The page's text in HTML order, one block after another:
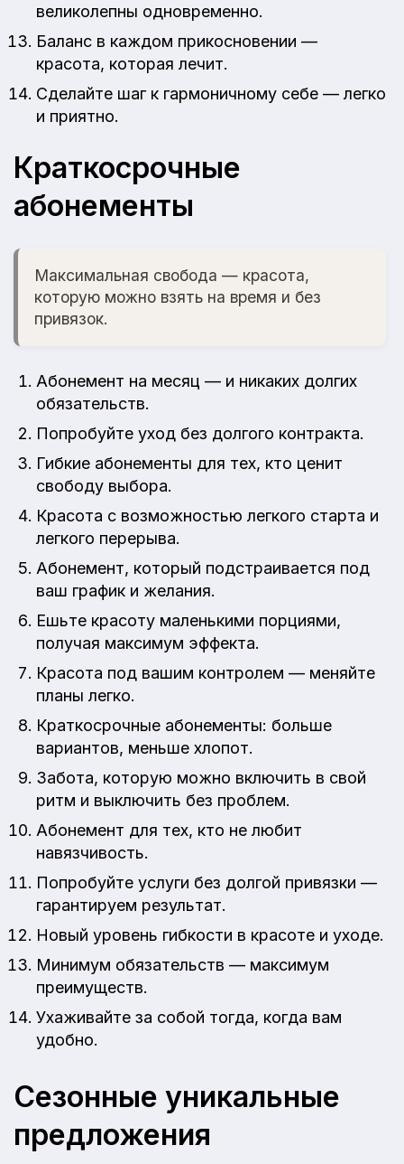
великолепны одновременно.
Баланс в каждом прикосновении —
красота, которая лечит.
Сделайте шаг к гармоничному себе — легко
и приятно.
Краткосрочные
абонементы
Максимальная свобода — красота,
которую можно взять на время и без
привязок.
Абонемент на месяц — и никаких долгих
обязательств.
Попробуйте уход без долгого контракта.
Гибкие абонементы для тех, кто ценит
свободу выбора.
Красота с возможностью легкого старта и
легкого перерыва.
Абонемент, который подстраивается под
ваш график и желания.
Ешьте красоту маленькими порциями,
получая максимум эффекта.
Красота под вашим контролем — меняйте
планы легко.
Краткосрочные абонементы: больше
вариантов, меньше хлопот.
Забота, которую можно включить в свой
ритм и выключить без проблем.
Абонемент для тех, кто не любит
навязчивость.
Попробуйте услуги без долгой привязки —
гарантируем результат.
Новый уровень гибкости в красоте и уходе.
Минимум обязательств — максимум
преимуществ.
Ухаживайте за собой тогда, когда вам
удобно.
Сезонные уникальные
предложения